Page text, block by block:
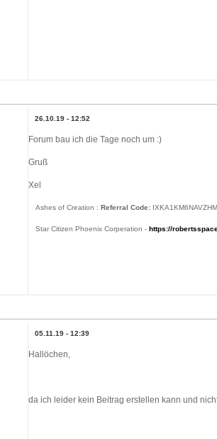
26.10.19 - 12:52
Forum bau ich die Tage noch um :)
Gruß
Xel
Ashes of Creation : Referral Code:
Star Citizen Phoenix Corperation - https://
05.11.19 - 12:39
Hallöchen,
da ich leider kein Beitrag erstellen kann und